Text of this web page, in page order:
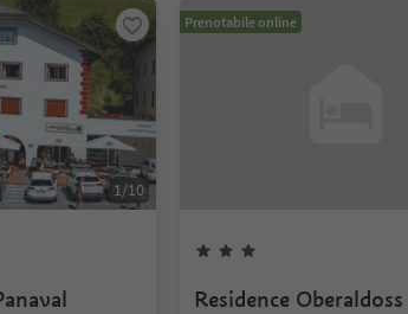
1/10
Prenotabile online
Residence Oberaldoss